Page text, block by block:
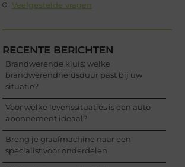
Veelgestelde vragen
RECENTE BERICHTEN
Brandwerende kluis: welke
brandwerendheidsduur past bij uw
situatie?
Voor welke levenssituaties is een auto
abonnement ideaal?
Breng je graafmachine naar een
specialist voor onderdelen